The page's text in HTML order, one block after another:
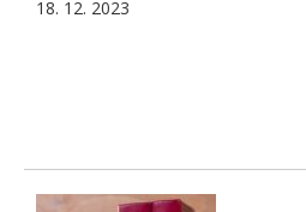
18. 12. 2023